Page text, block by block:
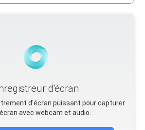
d'écran
d'écran puissant pour capturer
avec webcam et audio.